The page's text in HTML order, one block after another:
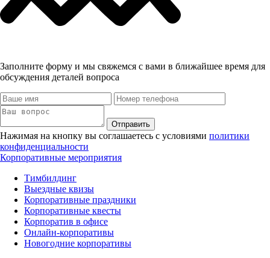
Заполните форму и мы свяжемся с вами в ближайшее время для
обсуждения деталей вопроса
Отправить
Нажимая на кнопку вы соглашаетесь с условиями политики
конфиденциальности
Корпоративные мероприятия
Тимбилдинг
Выездные квизы
Корпоративные праздники
Корпоративные квесты
Корпоратив в офисе
Онлайн-корпоративы
Новогодние корпоративы